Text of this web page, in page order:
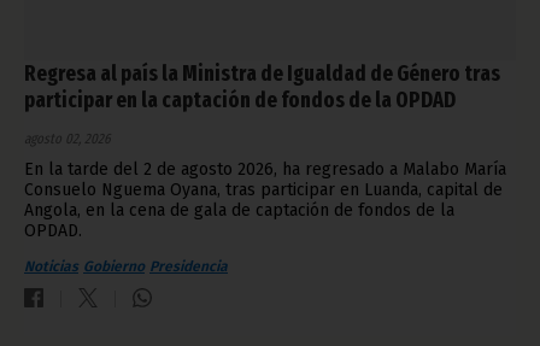
Regresa al país la Ministra de Igualdad de Género tras
participar en la captación de fondos de la OPDAD
agosto 02, 2026
En la tarde del 2 de agosto 2026, ha regresado a Malabo María
Consuelo Nguema Oyana, tras participar en Luanda, capital de
Angola, en la cena de gala de captación de fondos de la
OPDAD.
Noticias Gobierno Presidencia